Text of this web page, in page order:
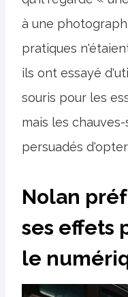
à une
pratiques
ils ont essayé
souris pour les
mais les
persuadés
Nolan
ses effets
le